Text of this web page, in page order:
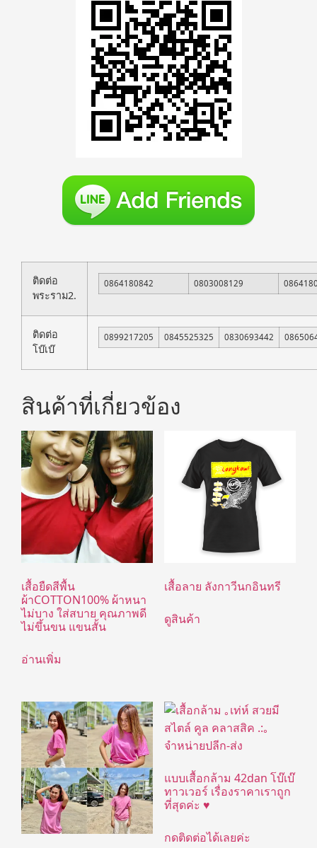
ติดต่อ
พระราม2.
0864180842 0803008129
ติดต่อ
โบ๊เบ๊
0899217205 0845525325 0830693442
สินค้าที่เกี่ยวข้อง
เสื้อยืดสีพื้น
ผ้าCOTTON100% ผ้าหนา
ไม่บาง ใส่สบาย คุณภาพดี
ไม่ขึ้นขน แขนสั้น
อ่านเพิ่ม
เสื้อลาย ลังกาวีนกอินทรี
ดูสินค้า
แบบเสื้อกล้าม 42dan โบ๊เบ๊
ทาวเวอร์ เรื่องราคาเราถูก
ที่สุดค่ะ ♥
กดติดต่อได้เลยค่ะ